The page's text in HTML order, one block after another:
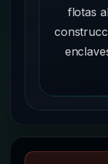
flotas